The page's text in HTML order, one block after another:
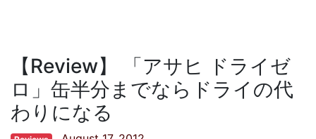
【Review】 「アサヒ ドライゼ
ロ」缶半分までならドライの代
わりになる